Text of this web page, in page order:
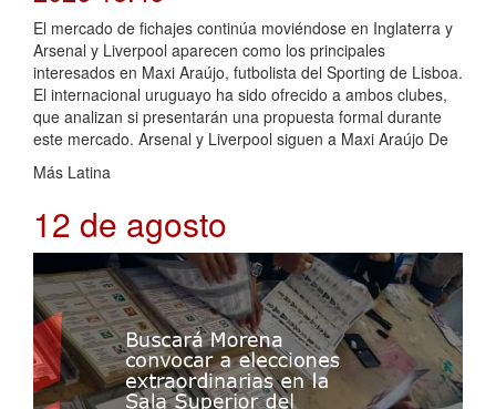
El mercado de fichajes continúa moviéndose en Inglaterra y
Arsenal y Liverpool aparecen como los principales
interesados en Maxi Araújo, futbolista del Sporting de Lisboa.
El internacional uruguayo ha sido ofrecido a ambos clubes,
que analizan si presentarán una propuesta formal durante
este mercado. Arsenal y Liverpool siguen a Maxi Araújo De
Más Latina
12 de agosto